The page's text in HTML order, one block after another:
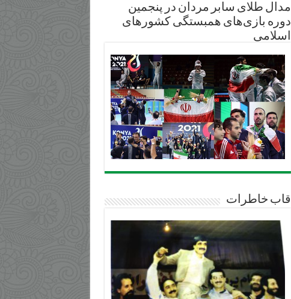
مدال طلای سابر مردان در پنجمین
دوره بازی‌های همبستگی کشورهای
اسلامی
قاب خاطرات